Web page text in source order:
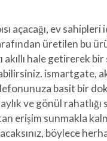
açacağı, ev
üretilen bu
akıllı hale getirerek
ismartgate,
basit bir
ve gönül
erişim sunmakla
böylece